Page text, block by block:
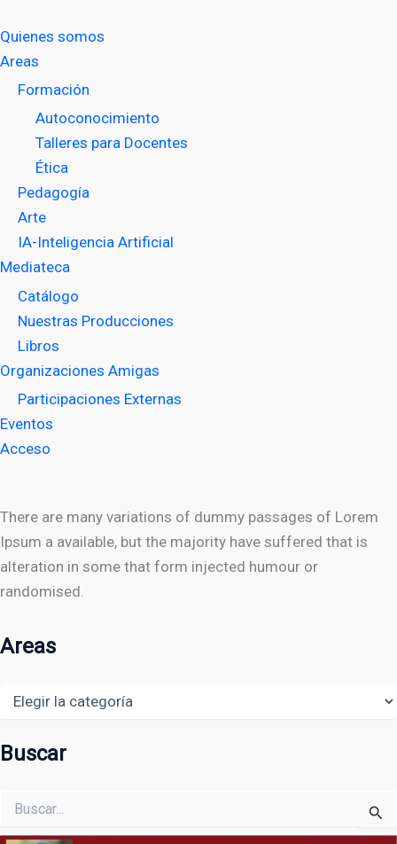
Quienes somos
Areas
Formación
Autoconocimiento
Talleres para Docentes
Ética
Pedagogía
Arte
IA-Inteligencia Artificial
Mediateca
Catálogo
Nuestras Producciones
Libros
Organizaciones Amigas
Participaciones Externas
Eventos
Acceso
There are many variations of dummy passages of Lorem
Ipsum a available, but the majority have suffered that is
alteration in some that form injected humour or
randomised.
Areas
Buscar
por: